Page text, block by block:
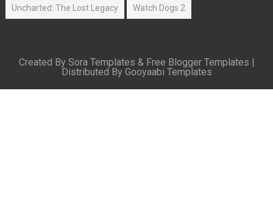
Uncharted: The Lost Legacy Watch Dogs 2
Created By Sora Templates & Free Blogger Templates |
Distributed By Gooyaabi Templates